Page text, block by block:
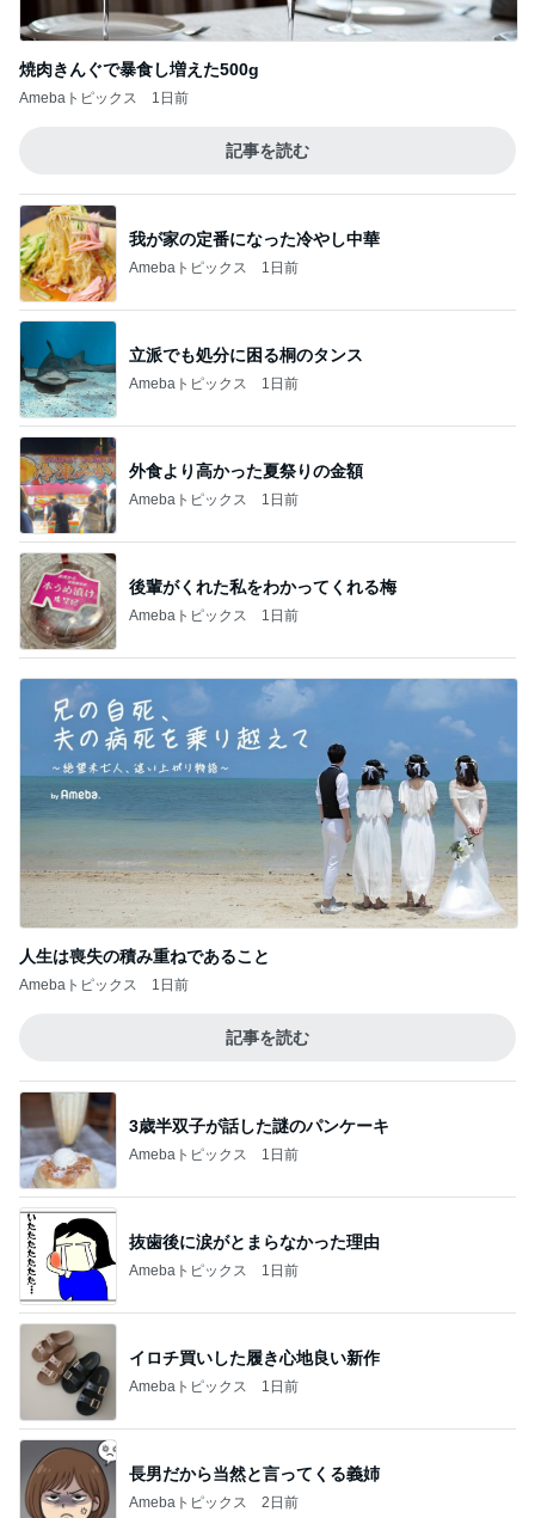
焼肉きんぐで暴食し増えた500g
Amebaトピックス 1日前
記事を読む
我が家の定番になった冷やし中華
Amebaトピックス 1日前
立派でも処分に困る桐のタンス
Amebaトピックス 1日前
外食より高かった夏祭りの金額
Amebaトピックス 1日前
後輩がくれた私をわかってくれる梅
Amebaトピックス 1日前
人生は喪失の積み重ねであること
Amebaトピックス 1日前
記事を読む
3歳半双子が話した謎のパンケーキ
Amebaトピックス 1日前
抜歯後に涙がとまらなかった理由
Amebaトピックス 1日前
イロチ買いした履き心地良い新作
Amebaトピックス 1日前
長男だから当然と言ってくる義姉
Amebaトピックス 2日前